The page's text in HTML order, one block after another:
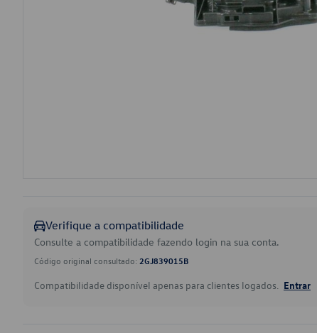
Verifique a compatibilidade
Consulte a compatibilidade fazendo login na sua conta.
Código original consultado: 2GJ839015B
Compatibilidade disponível apenas para clientes logados. Entrar